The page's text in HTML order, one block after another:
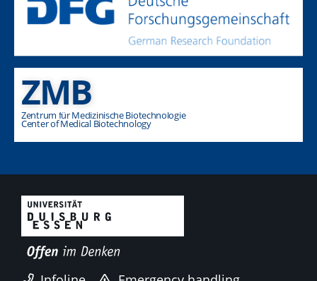
ZMB
Zentrum für Medizinische Biotechnologie
Center of Medical Biotechnology